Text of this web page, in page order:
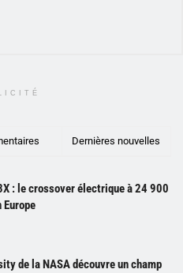
Dernières nouvelles
: le crossover électrique à 24 900
de la NASA découvre un champ